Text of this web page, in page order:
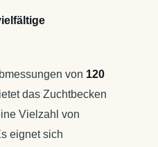
von 120
das Zuchtbecken
Vielzahl von
eignet sich